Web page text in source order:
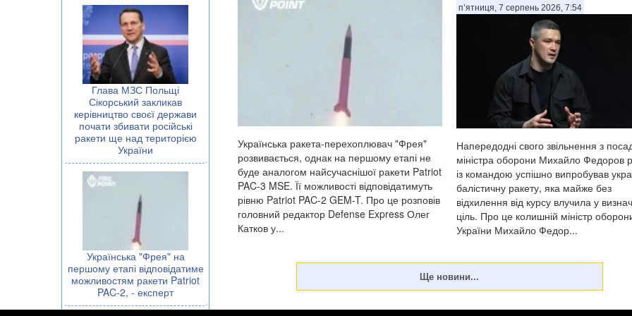
Глава МЗС Польщі
Сікорський закликав
керівництво своєї держави
почати збивати російські
ракети ще над територією
України
Українська "Фрея" на
першому етапі відповідатиме
можливостям ракети Patriot
PAC-2, - експерт
Українська ракета-перехоплювач "Фрея"
розвивається, однак на першому етапі не
буде аналогом найсучаснішої ракети Patriot
PAC-3 MSE. Її можливості відповідатимуть
рівню Patriot PAC-2 GEM-T. Про це розповів
головний редактор Defense Express Олег
Катков у...
п’ятниця, 7 серпень 2026, 7:54
Напередодні свого звільнення з
міністра оборони Михайло Федоров
із командою успішно випробував
балістичну ракету, яка майже без
відхилення від курсу влучила у
ціль. Про це колишній міністр
України Михайло Федор...